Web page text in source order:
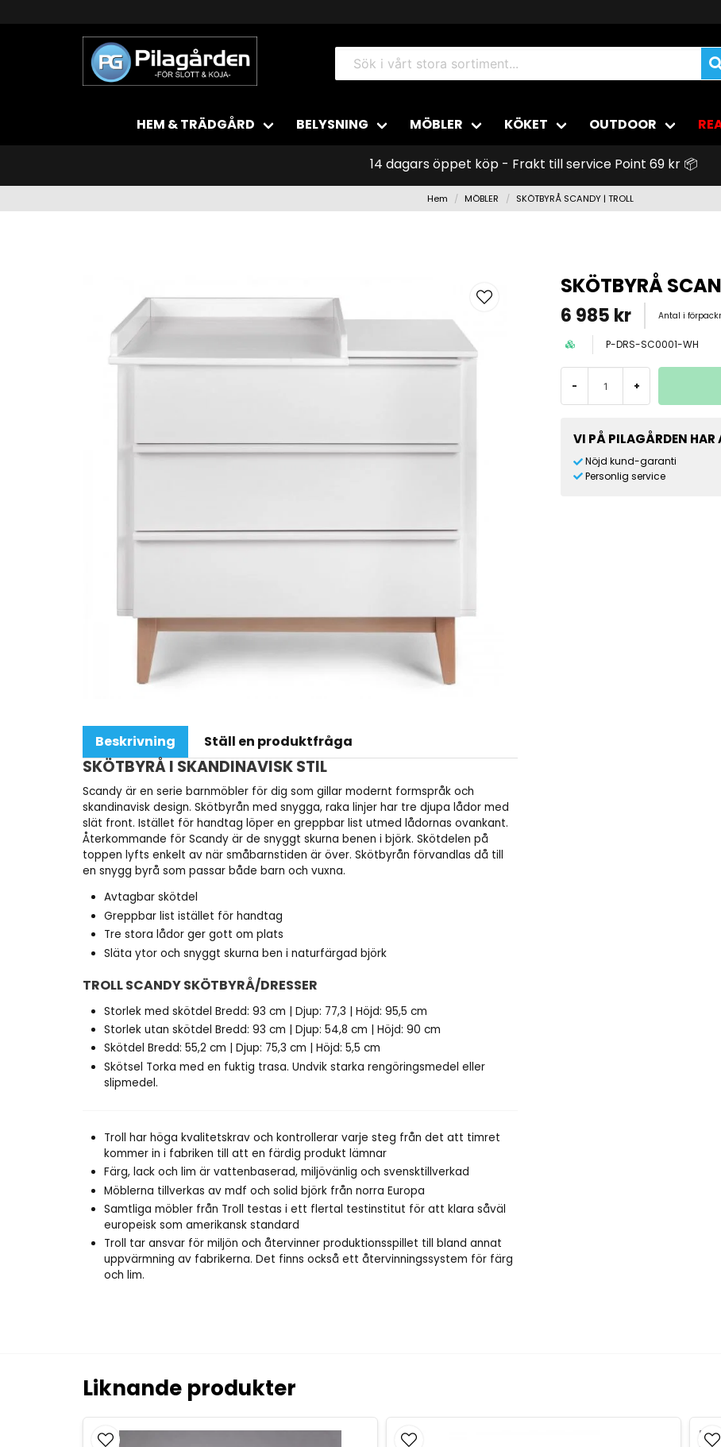
HEM & TRÄDGÅRD BELYSNING MÖBLER KÖKET OUTDOOR
14 dagars öppet köp - Frakt till service Point 69 kr 📦
Hem MÖBLER SKÖTBYRÅ SCANDY | TROLL
SKÖTBYRÅ
6 985 kr Antal i
P-DRS-SC0001-WH
- +
VI PÅ PILAGÅRDEN HAR
Nöjd kund-garanti
Personlig service
Beskrivning Ställ en produktfråga
SKÖTBYRÅ I SKANDINAVISK STIL
Scandy är en serie barnmöbler för dig som gillar modernt formspråk och
skandinavisk design. Skötbyrån med snygga, raka linjer har tre djupa lådor med
slät front. Istället för handtag löper en greppbar list utmed lådornas ovankant.
Återkommande för Scandy är de snyggt skurna benen i björk. Skötdelen på
toppen lyfts enkelt av när småbarnstiden är över. Skötbyrån förvandlas då till
en snygg byrå som passar både barn och vuxna.
Avtagbar skötdel
Greppbar list istället för handtag
Tre stora lådor ger gott om plats
Släta ytor och snyggt skurna ben i naturfärgad björk
TROLL SCANDY SKÖTBYRÅ/DRESSER
Storlek med skötdelBredd: 93 cm | Djup: 77,3 | Höjd: 95,5 cm
Storlek utan skötdelBredd: 93 cm | Djup: 54,8 cm | Höjd: 90 cm
Skötdel Bredd: 55,2 cm | Djup: 75,3 cm | Höjd: 5,5 cm
Skötsel Torka med en fuktig trasa. Undvik starka rengöringsmedel eller
slipmedel.
Troll har höga kvalitetskrav och kontrollerar varje steg från det att timret
kommer in i fabriken till att en färdig produkt lämnar
Färg, lack och lim är vattenbaserad, miljövänlig och svensktillverkad
Möblerna tillverkas av mdf och solid björk från norra Europa
Samtliga möbler från Troll testas i ett flertal testinstitut för att klara såväl
europeisk som amerikansk standard
Troll tar ansvar för miljön och återvinner produktionsspillet till bland annat
uppvärmning av fabrikerna. Det finns också ett återvinningssystem för färg
och lim.
Liknande produkter